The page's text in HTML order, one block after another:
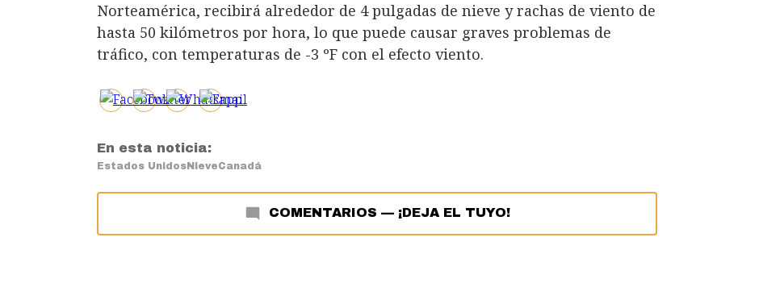
Norteamérica, recibirá alrededor de 4 pulgadas de nieve y rachas de viento de
hasta 50 kilómetros por hora, lo que puede causar graves problemas de
tráfico, con temperaturas de -3 ºF con el efecto viento.
En esta noticia:
Estados Unidos NieveCanadá
COMENTARIOS — ¡DEJA EL TUYO!